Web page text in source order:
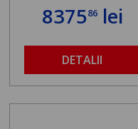
837586lei
DETALII